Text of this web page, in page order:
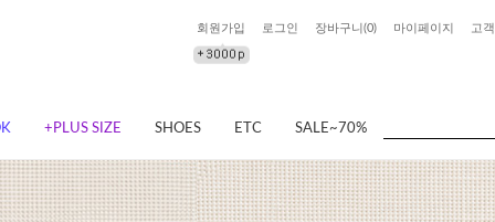
회원가입 로그인 장바구니(0) 마이페이지 고
+PLUS SIZE SHOES ETC SALE~70%